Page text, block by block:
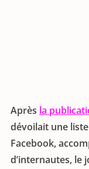
Après la
dévoilait une
Facebook,
d’internautes, le